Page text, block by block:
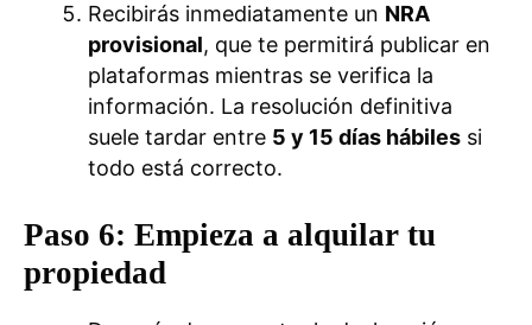
Recibirás inmediatamente un NRA
provisional, que te permitirá publicar en
plataformas mientras se verifica la
información. La resolución definitiva
suele tardar entre 5 y 15 días hábiles si
todo está correcto.
Paso 6: Empieza a alquilar tu
propiedad